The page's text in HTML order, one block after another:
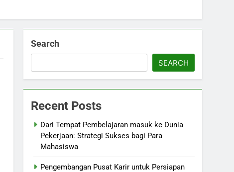
Search
SEARCH
Recent Posts
Dari Tempat Pembelajaran masuk ke Dunia
Pekerjaan: Strategi Sukses bagi Para
Mahasiswa
Pengembangan Pusat Karir untuk Persiapan